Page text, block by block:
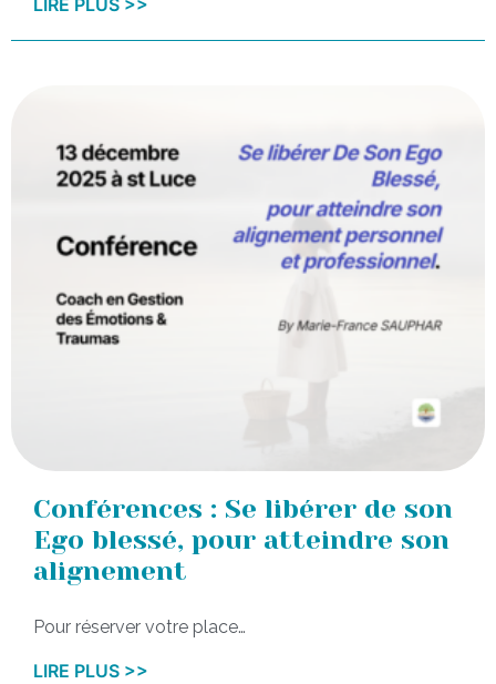
LIRE PLUS >>
Conférences : Se libérer de son
Ego blessé, pour atteindre son
alignement
Pour réserver votre place…
LIRE PLUS >>